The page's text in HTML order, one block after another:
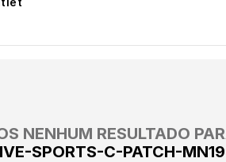
NENHUM RESULTADO
SPORTS-C-PATCH-